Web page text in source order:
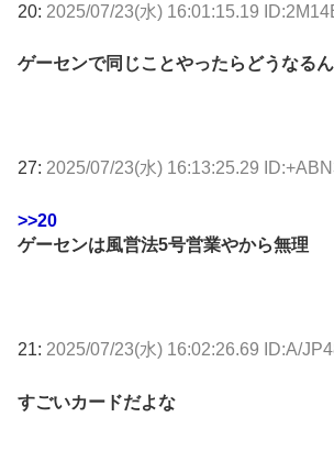
20: 2025/07/23(水) 16:01:15.19
ゲーセンで同じことやったらどうなる
27: 2025/07/23(水) 16:13:25.29
>>20
ゲーセンは風営法5号営業やから無理
21: 2025/07/23(水) 16:02:26.69 ID:A/
すごいカードだよな